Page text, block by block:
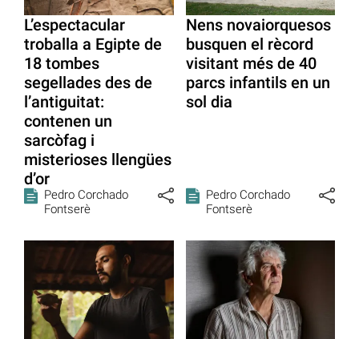
L’espectacular
troballa a Egipte de
18 tombes
segellades des de
l’antiguitat:
contenen un
sarcòfag i
misterioses llengües
d’or
Pedro Corchado
Fontserè
Nens novaiorquesos
busquen el rècord
visitant més de 40
parcs infantils en un
sol dia
Pedro Corchado
Fontserè